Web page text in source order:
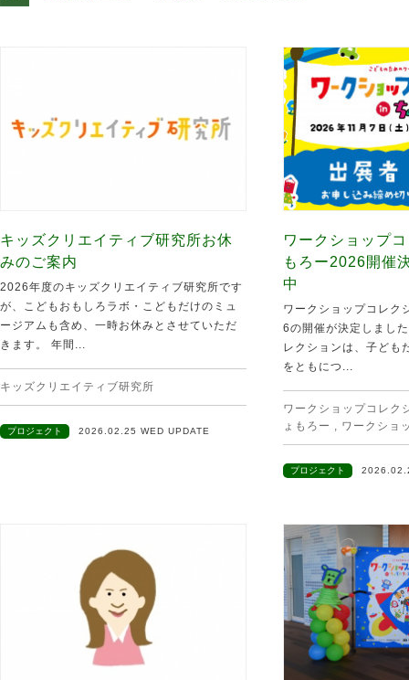
キッズクリエイティブ研究所お休
みのご案内
2026年度のキッズクリエイティブ研究所です
が、こどもおもしろラボ・こどもだけのミュ
ージアムも含め、一時お休みとさせていただ
きます。 年間...
キッズクリエイティブ研究所
プロジェクト 2026.02.25 WED UPDATE
ワークショップ
もろー2026開催
中
ワークショップコレク
6の開催が決定しまし
レクションは、子ども
をともにつ...
ワークショップコレク
ょもろー , ワークショ
プロジェクト